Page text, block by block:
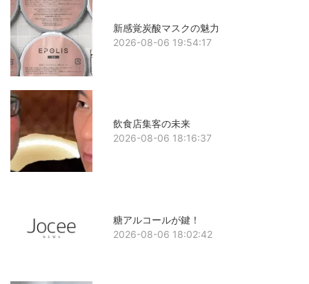
新感覚炭酸マスクの魅力
2026-08-06 19:54:17
飲食店集客の未来
2026-08-06 18:16:37
糖アルコールが鍵！
2026-08-06 18:02:42